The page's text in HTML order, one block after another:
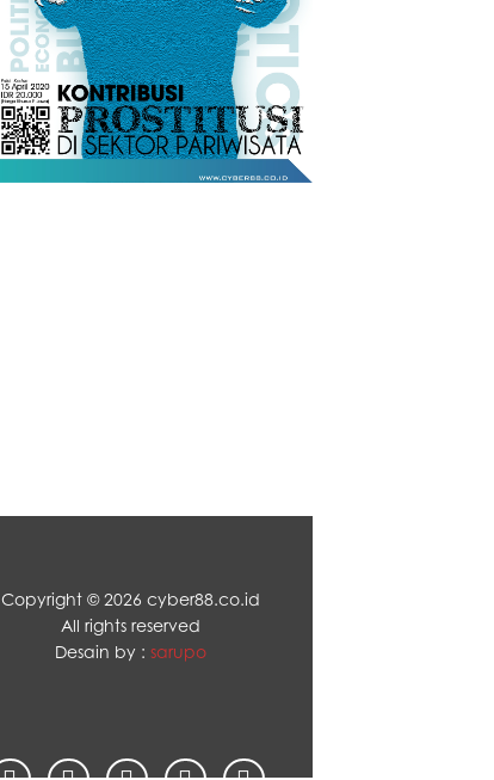
Copyright ©2026 cyber88.co.id
All rights reserved
Desain by : sarupo